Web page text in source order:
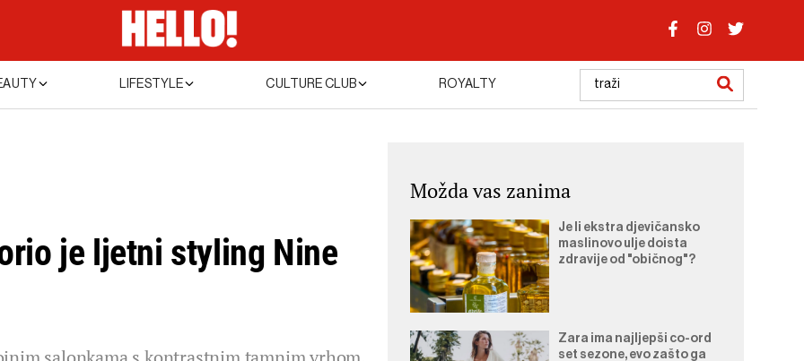
LIFESTYLE CULTURE CLUB ROYALTY
je ljetni styling Nine
Možda vas zanima
Je li ekstra djevičansko
maslinovo ulje doista
zdravije od "običnog"?
Zara ima najljepši co-ord
set sezone, evo zašto ga